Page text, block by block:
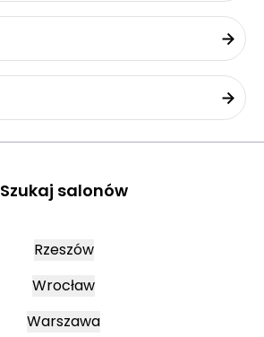
Szukaj salonów
Rzeszów
Wrocław
Warszawa